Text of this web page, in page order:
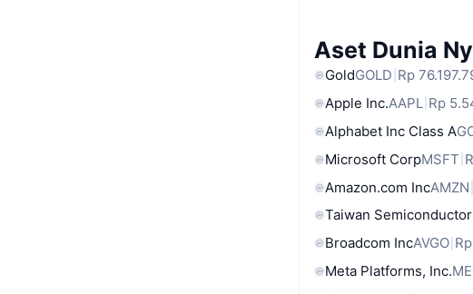
Aset Dunia
GoldGOLD Rp
Apple Inc.AAPL Rp
Alphabet Inc Class A
Microsoft CorpMSFT
Amazon.com IncAMZN
Taiwan
Broadcom IncAVGO
Meta Platforms, Inc.